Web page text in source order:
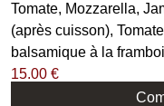
Tomate, Mozzarella,
(après cuisson),
balsamique à la
15.00 €